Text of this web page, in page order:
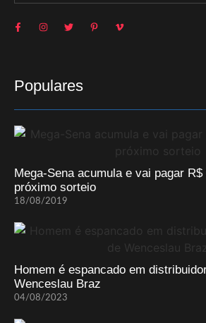
Populares
Mega-Sena acumula e vai pagar
próximo sorteio
18/08/2019
Homem é espancado em
Wenceslau Braz
04/08/2023